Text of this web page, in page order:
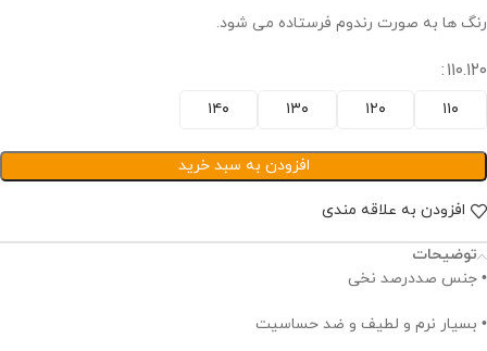
رنگ ها به صورت رندوم فرستاده می شود.
۱۱۰.۱۲۰
۱۱۰ ۱۲۰ ۱۳۰ ۱۴۰
افزودن به سبد خرید
افزودن به علاقه مندی
توضیحات
• جنس صددرصد نخی
• بسیار نرم و لطیف و ضد حساسیت